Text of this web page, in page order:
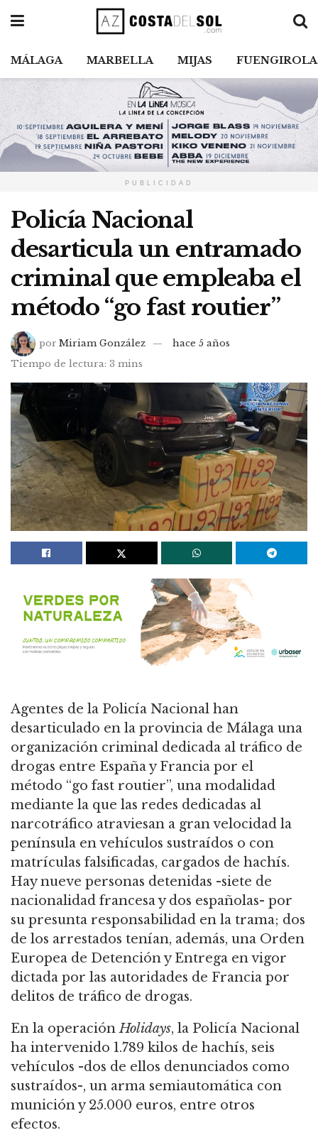
MÁLAGA MARBELLA MIJAS FUENGIROLA
PUBLICIDAD
Policía Nacional
desarticula un entramado
criminal que empleaba el
método “go fast routier”
por Miriam González
hace 5 años
Tiempo de lectura: 3 mins
Agentes de la Policía Nacional han
desarticulado en la provincia de Málaga una
organización criminal dedicada al tráfico de
drogas entre España y Francia por el
método “go fast routier”, una modalidad
mediante la que las redes dedicadas al
narcotráfico atraviesan a gran velocidad la
península en vehículos sustraídos o con
matrículas falsificadas, cargados de hachís.
Hay nueve personas detenidas -siete de
nacionalidad francesa y dos españolas- por
su presunta responsabilidad en la trama; dos
de los arrestados tenían, además, una Orden
Europea de Detención y Entrega en vigor
dictada por las autoridades de Francia por
delitos de tráfico de drogas.
En la operaciónHolidays, la Policía Nacional
ha intervenido 1.789 kilos de hachís, seis
vehículos -dos de ellos denunciados como
sustraídos-, un arma semiautomática con
munición y 25.000 euros, entre otros
efectos.